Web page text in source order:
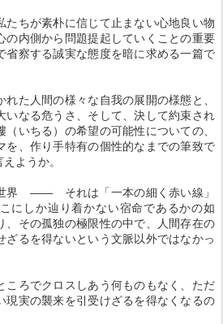
ちが素朴に信じて止まない心地良い物
の内側から問題提起していくことの重要
省察する誠実な態度を暗に求める一篇で
た人間の様々な自我の展開の様態と、
いなる危うさ、そして、決して約束され
いちる）の希望の可能性についての、
を、作り手特有の個性的なまでの筆致で
ようか。
界 ―― それは「一本の細く赤い線」
にしか辿り着かない宿命であるかの如
、その孤独の極限性の中で、人間存在の
ざるを得ないという文脈以外ではなかっ
ろでクロスしあう何ものもなく、ただ
現実の襲来を引受けざるを得なくなるの